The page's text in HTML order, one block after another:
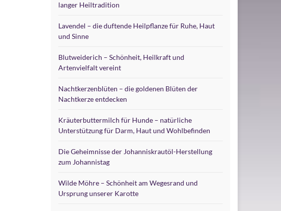
langer Heiltradition
Lavendel – die duftende Heilpflanze für Ruhe, Haut
und Sinne
Blutweiderich – Schönheit, Heilkraft und
Artenvielfalt vereint
Nachtkerzenblüten – die goldenen Blüten der
Nachtkerze entdecken
Kräuterbuttermilch für Hunde – natürliche
Unterstützung für Darm, Haut und Wohlbefinden
Die Geheimnisse der Johanniskrautöl-Herstellung
zum Johannistag
Wilde Möhre – Schönheit am Wegesrand und
Ursprung unserer Karotte